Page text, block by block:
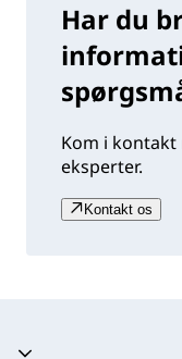
Har du
Kom i kontakt
eksperter.
Kontakt os
Harmonika kollapset